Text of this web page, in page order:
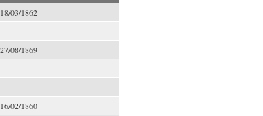
18/03/1862
27/08/1869
16/02/1860